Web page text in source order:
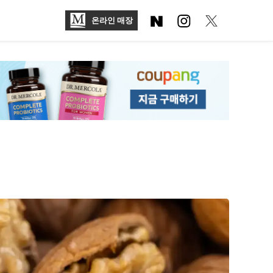
온라인 매장